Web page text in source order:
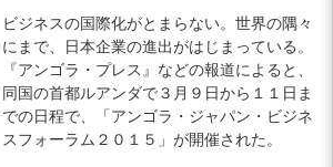
ビジネスの国際化がとまらない。世界の隅々
にまで、日本企業の進出がはじまっている。
『アンゴラ・プレス』などの報道によると、
同国の首都ルアンダで３月９日から１１日ま
での日程で、「アンゴラ・ジャパン・ビジネ
スフォーラム２０１５」が開催された。